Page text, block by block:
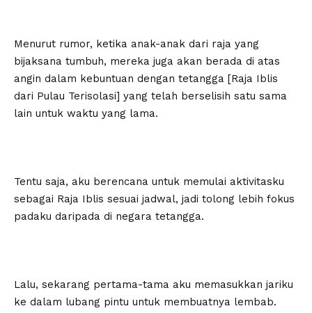
Menurut rumor, ketika anak-anak dari raja yang
bijaksana tumbuh, mereka juga akan berada di atas
angin dalam kebuntuan dengan tetangga [Raja Iblis
dari Pulau Terisolasi] yang telah berselisih satu sama
lain untuk waktu yang lama.
Tentu saja, aku berencana untuk memulai aktivitasku
sebagai Raja Iblis sesuai jadwal, jadi tolong lebih fokus
padaku daripada di negara tetangga.
Lalu, sekarang pertama-tama aku memasukkan jariku
ke dalam lubang pintu untuk membuatnya lembab.